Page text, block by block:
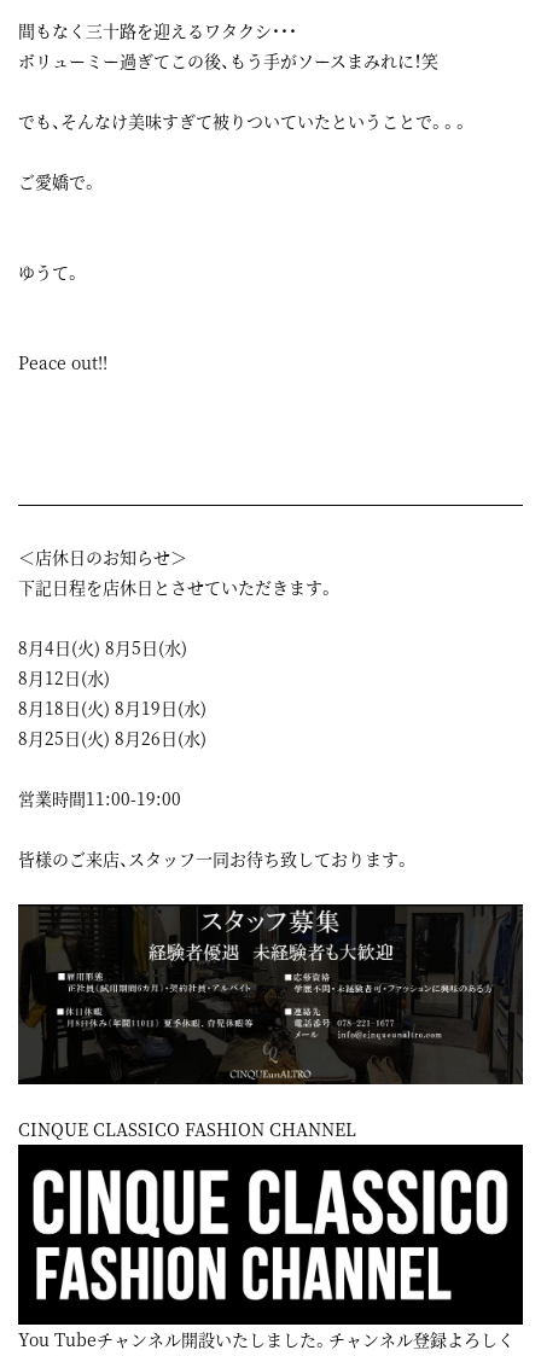
間もなく三十路を迎えるワタクシ・・・
ボリューミー過ぎてこの後、もう手がソースまみれに！笑
でも、そんなけ美味すぎて被りついていたということで。。。
ご愛嬌で。
ゆうて。
Peace out!!
＜店休日のお知らせ＞
下記日程を店休日とさせていただきます。
8月4日(火) 8月5日(水)
8月12日(水)
8月18日(火) 8月19日(水)
8月25日(火) 8月26日(水)
営業時間11:00-19:00
皆様のご来店、スタッフ一同お待ち致しております。
CINQUE CLASSICO FASHION CHANNEL
You Tubeチャンネル開設いたしました。チャンネル登録よろしく